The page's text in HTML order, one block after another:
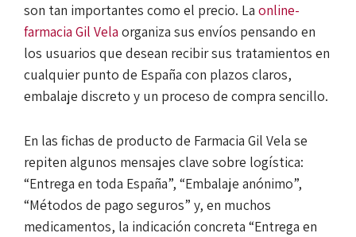
son tan importantes como el precio. La online-
farmacia Gil Vela organiza sus envíos pensando en
los usuarios que desean recibir sus tratamientos en
cualquier punto de España con plazos claros,
embalaje discreto y un proceso de compra sencillo.
En las fichas de producto de Farmacia Gil Vela se
repiten algunos mensajes clave sobre logística:
“Entrega en toda España”, “Embalaje anónimo”,
“Métodos de pago seguros” y, en muchos
medicamentos, la indicación concreta “Entrega en